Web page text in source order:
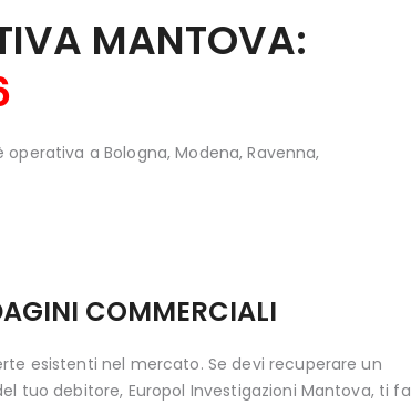
MANTOVA:
a Bologna, Modena, Ravenna,
COMMERCIALI
esistenti nel mercato. Se devi recuperare un
tuo debitore, Europol Investigazioni Mantova, ti fa